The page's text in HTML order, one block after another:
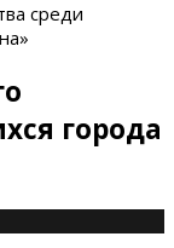
среди
города